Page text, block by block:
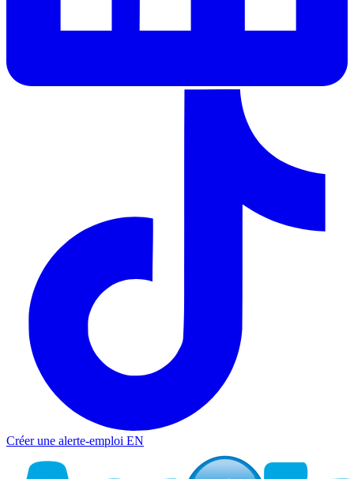
Créer une alerte-emploi EN